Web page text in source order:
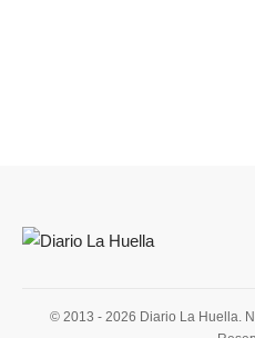
© 2013 - 2026 Diario La Huella.